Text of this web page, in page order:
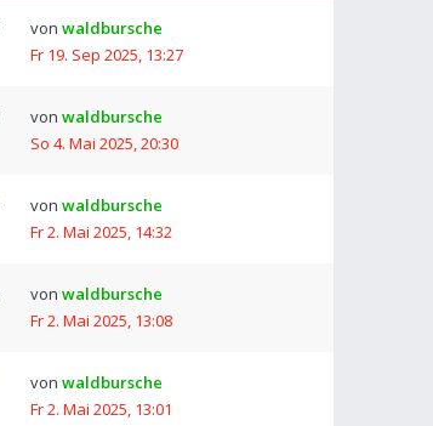
von waldbursche
Fr 19. Sep 2025, 13:27
von waldbursche
So 4. Mai 2025, 20:30
von waldbursche
Fr 2. Mai 2025, 14:32
von waldbursche
Fr 2. Mai 2025, 13:08
von waldbursche
Fr 2. Mai 2025, 13:01